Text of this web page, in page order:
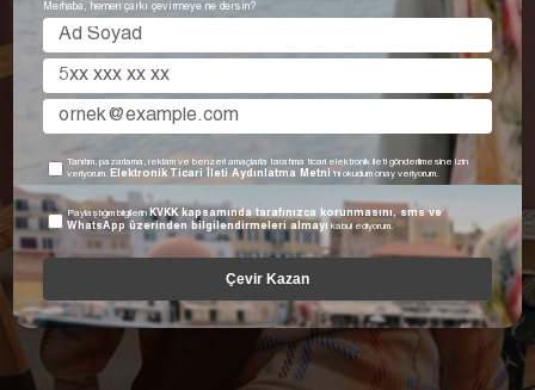
Merhaba, hemen çarkı çevirmeye ne dersin?
Tanıtım, pazarlama, reklam ve benzeri amaçlarla tarafıma ticari elektronik ileti gönderilmesine izin
veriyorum. Elektronik Ticari İleti Aydınlatma Metni 'ni okudum onay veriyorum.
Paylaştığım bilgilerin KVKK kapsamında tarafınızca korunmasını, sms ve
WhatsApp üzerinden bilgilendirmeleri almayı
kabul ediyorum.
Çevir Kazan